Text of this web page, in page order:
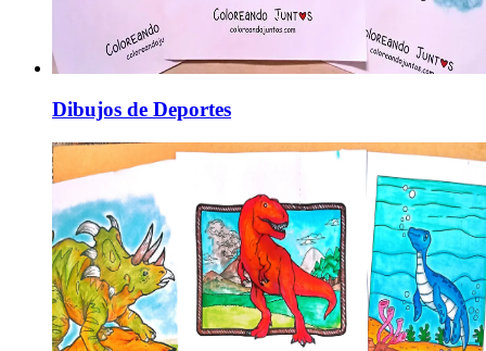
Dibujos de Deportes